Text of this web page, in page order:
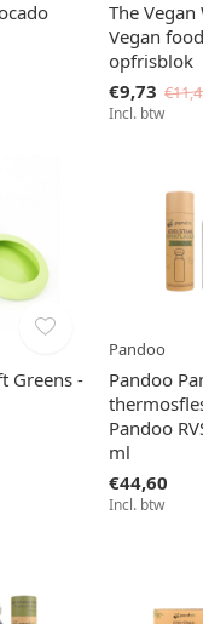
The Vegan
Vegan
opfrisblok
€9,73
Incl. btw
Greens -
Pandoo
Pandoo
Pandoo
ml
€44,60
Incl. btw